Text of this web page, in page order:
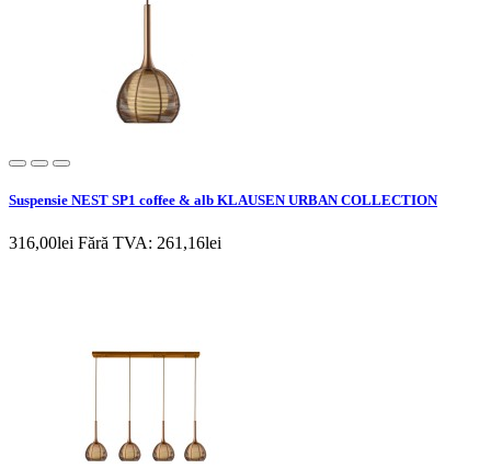
Suspensie NEST SP1 coffee & alb KLAUSEN URBAN COLLECTION
316,00lei Fără TVA: 261,16lei